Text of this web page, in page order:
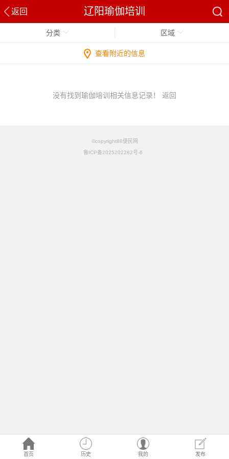
返回 辽阳瑜伽培训
首页 历史 我的 发布
分类 区域
查看附近的信息
没有找到瑜伽培训相关信息记录！ 返回
©copyright88便民网
鲁ICP备2025202282号-6